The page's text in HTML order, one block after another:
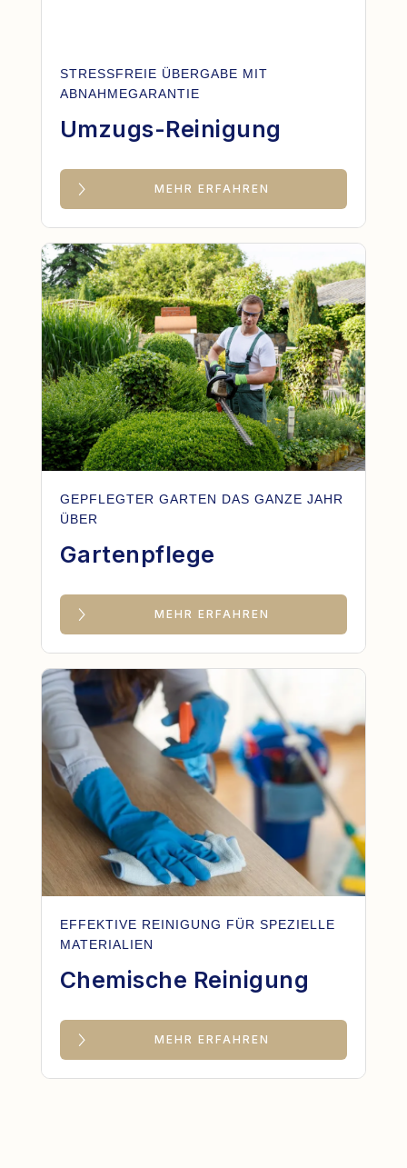
STRESSFREIE ÜBERGABE MIT
ABNAHMEGARANTIE
Umzugs-Reinigung
MEHR ERFAHREN
GEPFLEGTER GARTEN DAS GANZE JAHR
ÜBER
Gartenpflege
MEHR ERFAHREN
EFFEKTIVE REINIGUNG FÜR SPEZIELLE
MATERIALIEN
Chemische Reinigung
MEHR ERFAHREN